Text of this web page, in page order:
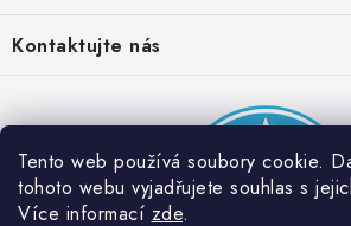
Tento web používá soubory cookie.
tohoto webu vyjadřujete souhlas s
Více informací zde.
Provizní systém
Partner stránek: Super plecháček
Podmínky akce 2 + 1 zdarma
Kontaktujte nás